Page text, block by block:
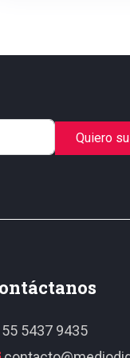
Quiero
5437 9435